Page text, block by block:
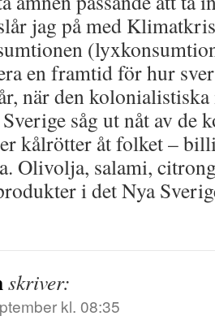
jag på med
en framtid för hur
när den
såg ut nåt av de
kålrötter åt folket –
Olivolja, salami,
i det Nya
skriver:
kl. 08:35